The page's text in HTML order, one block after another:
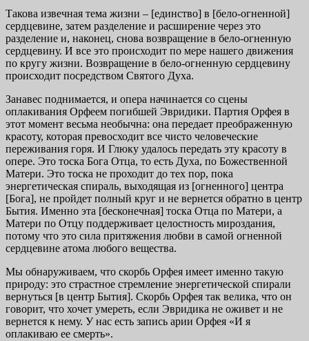
Такова извечная тема жизни – [единство] в [бело-огненной]
сердцевине, затем разделение и расширение через это
разделение и, наконец, снова возвращение в бело-огненную
сердцевину. И все это происходит по мере нашего движения
по кругу жизни. Возвращение в бело-огненную сердцевину
происходит посредством Святого Духа.
Занавес поднимается, и опера начинается со сцены
оплакивания Орфеем погибшей Эвридики. Партия Орфея в
этот момент весьма необычна: она передает преображенную
красоту, которая превосходит все чисто человеческие
переживания горя. И Глюку удалось передать эту красоту в
опере. Это тоска Бога Отца, то есть Духа, по Божественной
Матери. Это тоска не проходит до тех пор, пока
энергетическая спираль, выходящая из [огненного] центра
[Бога], не пройдет полный круг и не вернется обратно в центр
Бытия. Именно эта [бесконечная] тоска Отца по Матери, а
Матери по Отцу поддерживает целостность мироздания,
потому что это сила притяжения любви в самой огненной
сердцевине атома любого вещества.
Мы обнаруживаем, что скорбь Орфея имеет именно такую
природу: это страстное стремление энергетической спирали
вернуться [в центр Бытия]. Скорбь Орфея так велика, что он
говорит, что хочет умереть, если Эвридика не оживет и не
вернется к нему. У нас есть запись арии Орфея «И я
оплакиваю ее смерть».